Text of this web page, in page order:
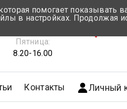
Четверг:
Пятница:
8.20-16.00
Контакты Личный
помогает показывать
в настройках. Продолжая